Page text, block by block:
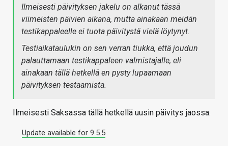
Ilmeisesti päivityksen jakelu on alkanut tässä
viimeisten päivien aikana, mutta ainakaan meidän
testikappaleelle ei tuota päivitystä vielä löytynyt.
Testiaikataulukin on sen verran tiukka, että joudun
palauttamaan testikappaleen valmistajalle, eli
ainakaan tällä hetkellä en pysty lupaamaan
päivityksen testaamista.
Ilmeisesti Saksassa tällä hetkellä uusin päivitys jaossa.
Update available for 9.5.5